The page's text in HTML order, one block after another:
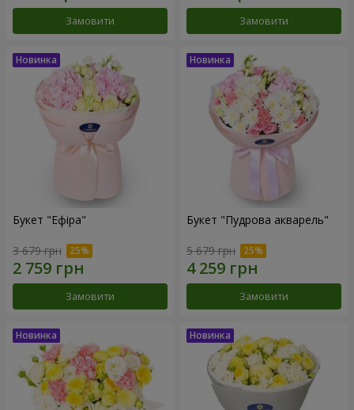
Замовити Замовити
Букет "Ефіра"
3 679 грн
Замовити
Букет "Пудрова акварель"
5 679 грн
Замовити